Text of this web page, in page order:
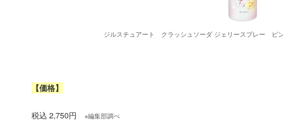
ジルスチュアート クラッシュソーダ ジェリースプレー ピ
【価格】
税込 2,750円 ※編集部調べ